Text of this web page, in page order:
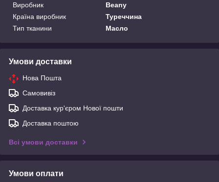
Виробник
Beany
Країна виробник
Туреччина
Тип тканини
Масло
Умови доставки
Нова Пошта
Самовивіз
Доставка кур'єром Нової пошти
Доставка поштою
Всі умови доставки
Умови оплати